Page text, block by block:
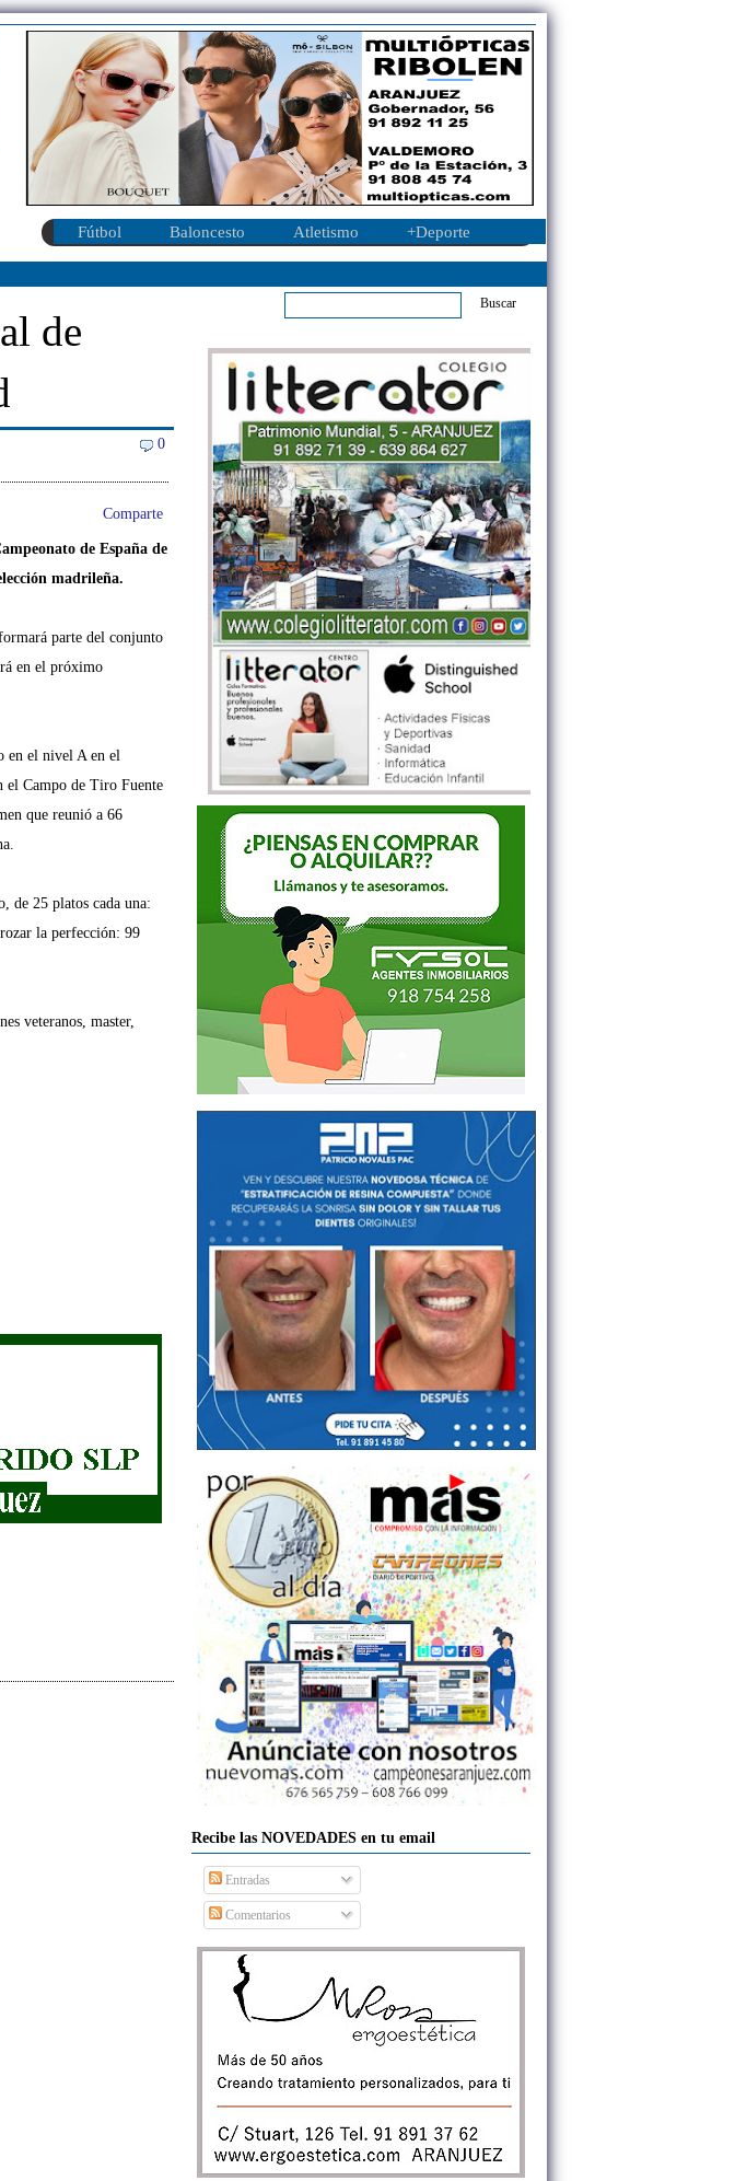
Fútbol Baloncesto Atletismo +Deporte
de
0
Comparte
de España de
madrileña.
parte del conjunto
en el próximo
en el nivel A en el
Campo de Tiro Fuente
que reunió a 66
de 25 platos cada una:
la perfección: 99
veteranos, master,
Recibe las NOVEDADES en tu email
Entradas
Comentarios